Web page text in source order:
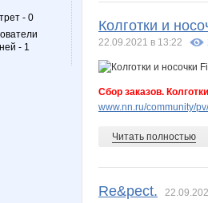
- 0
- 1
NataliVladi Noskoff
Колготки и
22.09.2021 в 13:22
Сбор заказов.
www.nn.ru/community/
Читать полностью
Re&pect.